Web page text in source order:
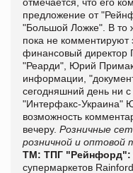
предложение от
"Большой Ложке". В то
пока не
финансовый директор
"Реарди", Юрий
информации,
сегодняшний день ни
"Интерфакс-Украина"
возможность
вечеру. Розничные
розничной и оптовой
ТМ: ТПГ "Рейнфорд":
супермаркетов